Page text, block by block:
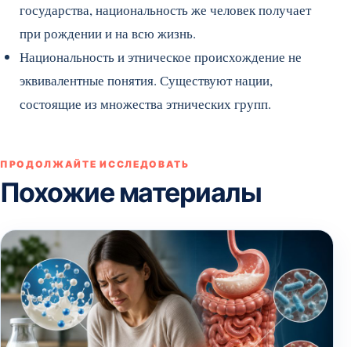
государства, национальность же человек получает
при рождении и на всю жизнь.
Национальность и этническое происхождение не
эквивалентные понятия. Существуют нации,
состоящие из множества этнических групп.
ПРОДОЛЖАЙТЕ ИССЛЕДОВАТЬ
Похожие материалы